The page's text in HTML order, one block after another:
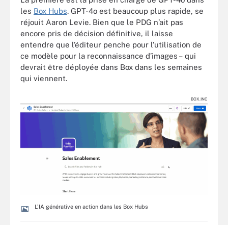
les Box Hubs. GPT-4o est beaucoup plus rapide, se
réjouit Aaron Levie. Bien que le PDG n’ait pas
encore pris de décision définitive, il laisse
entendre que l’éditeur penche pour l’utilisation de
ce modèle pour la reconnaissance d’images – qui
devrait être déployée dans Box dans les semaines
qui viennent.
BOX.INC
L’IA générative en action dans les Box Hubs